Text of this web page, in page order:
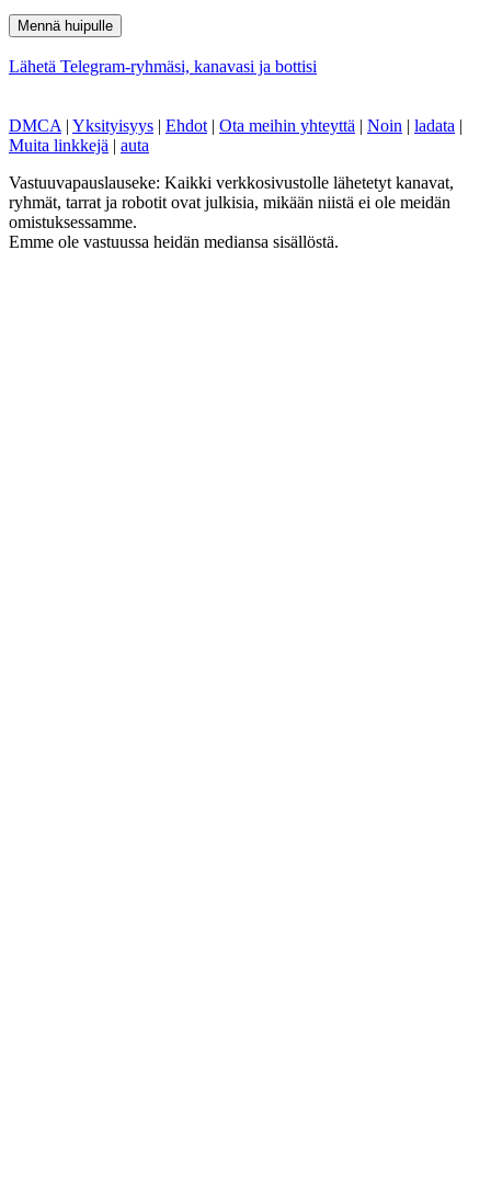
Mennä huipulle
Lähetä Telegram-ryhmäsi, kanavasi ja bottisi
DMCA | Yksityisyys | Ehdot | Ota meihin yhteyttä | Noin | ladata |
Muita linkkejä | auta
Vastuuvapauslauseke: Kaikki verkkosivustolle lähetetyt kanavat,
ryhmät, tarrat ja robotit ovat julkisia, mikään niistä ei ole meidän
omistuksessamme.
Emme ole vastuussa heidän mediansa sisällöstä.